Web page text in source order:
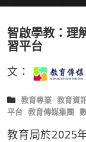
智啟學教：
習平台
文：
教育專業 教育資
平台 教育傳媒集團
教育局於2025